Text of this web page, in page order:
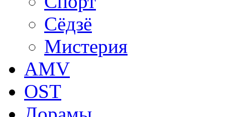
Сёдзё
Мистерия
AMV
OST